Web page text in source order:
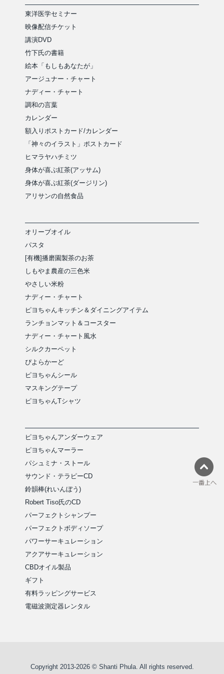
東洋医学セミナー
映像配信チケット
講演DVD
竹下氏の書籍
絵本「もしもあなたが」
アージュナー・チャート
ナディー・チャート
調和の言葉
カレンダー
額入りポストカード/カレンダー
「神々のイラスト」ポストカード
ヒマラヤハチミツ
身体が喜ぶ紅茶(アッサム)
身体が喜ぶ紅茶(ダージリン)
アリサンの自然食品
オリーブオイル
パスタ
[有機]播磨園製茶のお茶
しもやま農産の三色米
やさしい米粉
ナディー・チャート
ピヨちゃんキッチン＆ダイニングアイテム
ランチョンマット＆コースター
ナディー・チャート風水
シルクカーペット
ぴよらかーど
ピヨちゃんシール
マスキングテープ
ピヨちゃんTシャツ
ピヨちゃんアンダーウェア
ピヨちゃんマーラー
パシュミナ・ストール
サウンド・テラピーCD
鈴韻棒(れいんぼう)
Robert Tiso氏のCD
パーフェクトシャンプー
パーフェクトボディソープ
パワーサーキュレーション
アクアサーキュレーション
CBDオイル製品
ギフト
有料ラッピングサービス
電磁波測定器レンタル
Copyright 2013-2026 © Shanti Phula. All rights reserved.